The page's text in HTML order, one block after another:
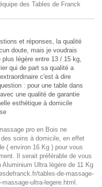
des Tables de Franck
et réponses, la qualité
doute, mais je voudrais
légère entre 13 / 15 kg,
qui de part sa qualité a
c'est à dire
: pour une table dans
une qualité de garantie
esthétique à domicile
pro en Bois ne
soins à domicile, en effet
( environ 16 Kg ) pour vous
Il serait préférable de vous
Ultra légère de 11 Kg
tables-de-massage-
massage-ultra-legere.html.